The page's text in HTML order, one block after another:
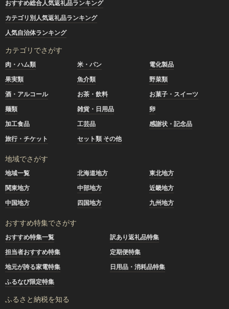
おすすめ総合人気返礼品ランキング
カテゴリ別人気返礼品ランキング
人気自治体ランキング
カテゴリでさがす
肉・ハム類 米・パン
電化製品
果実類
魚介類
野菜類
酒・アルコール
お茶・飲料
お菓子・スイーツ
麺類
雑貨・日用品
卵
加工食品
工芸品
感謝状・記念品
旅行・チケット
セット類 その他
地域でさがす
地域一覧 北海道地方
東北地方
関東地方
中部地方
近畿地方
中国地方
四国地方 九州地方
おすすめ特集でさがす
おすすめ特集一覧
訳あり返礼品特集
担当者おすすめ特集
定期便特集
地元が誇る家電特集
日用品・消耗品特集
ふるなび限定特集
ふるさと納税を知る